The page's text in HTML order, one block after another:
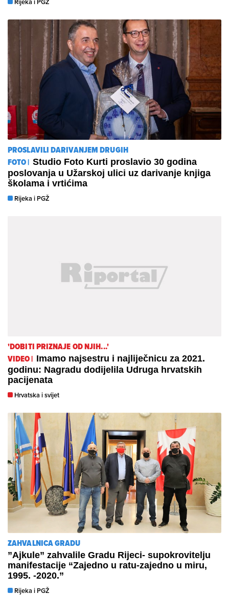
PROSLAVILI DARIVANJEM DRUGIH
FOTO | Studio Foto Kurti proslavio 30 godina
poslovanja u Užarskoj ulici uz darivanje knjiga
školama i vrtićima
Rijeka i PGŽ
'DOBITI PRIZNAJE OD NJIH...'
VIDEO | Imamo najsestru i najliječnicu za 2021.
godinu: Nagradu dodijelila Udruga hrvatskih
pacijenata
Hrvatska i svijet
ZAHVALNICA GRADU
”Ajkule” zahvalile Gradu Rijeci- supokrovitelju
manifestacije “Zajedno u ratu-zajedno u miru,
1995. -2020.”
Rijeka i PGŽ